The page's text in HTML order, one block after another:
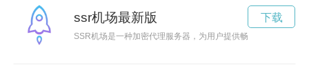
ssr机场最新版
SSR机场是一种加密代理服务器，为用户提供畅游互联网的便
下载